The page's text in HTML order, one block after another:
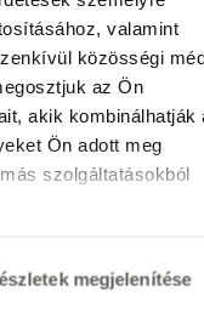
valamint
közösségi
az Ön
akik kombinálhatják
Ön adott meg
szolgáltatásokból
megjelenítése
út (Ipari park)
571 028